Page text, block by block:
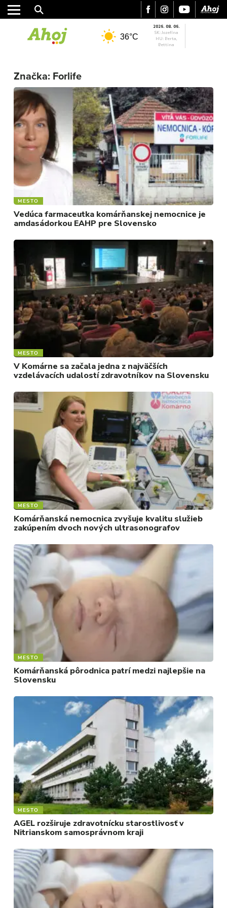
MESTO
REGIÓN
ŠPORT
KULTÚRA
FOTKY
VIDEO
MIX
36°C
2026. 08. 06.
SK: Jozefína
HU: Berta,
Bettina
Značka: Forlife
MESTO
Vedúca farmaceutka komárňanskej nemocnice je
amdasádorkou EAHP pre Slovensko
MESTO
V Komárne sa začala jedna z najväčších
vzdelávacích udalostí zdravotníkov na Slovensku
MESTO
Komárňanská nemocnica zvyšuje kvalitu služieb
zakúpením dvoch nových ultrasonografov
MESTO
Komárňanská pôrodnica patrí medzi najlepšie na
Slovensku
MESTO
AGEL rozširuje zdravotnícku starostlivosť v
Nitrianskom samosprávnom kraji